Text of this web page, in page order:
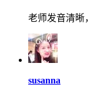
老师发音清晰，
susanna